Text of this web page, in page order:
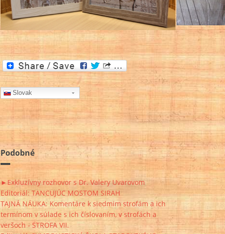
Slovak
Podobné
►Exkluzívny rozhovor s Dr. Valery Uvarovom
Editoriál: TANCUJÚC MOSTOM SIRAH
TAJNÁ NÁUKA: Komentáre k siedmim strofám a ich
termínom v súlade s ich číslovaním, v strofách a
veršoch - STROFA VII.